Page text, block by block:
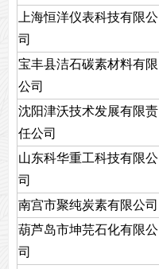
上海恒洋仪表科技有限公
司
宝丰县洁石碳素材料有限
公司
沈阳津沃技术发展有限责
任公司
山东科华重工科技有限公
司
南宫市聚纯炭素有限公司
葫芦岛市坤芫石化有限公
司